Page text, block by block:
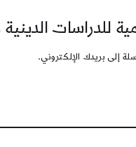
للدراسات الدينية
إلى بريدك الإلكتروني.